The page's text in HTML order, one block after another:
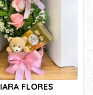
IARA FLORES